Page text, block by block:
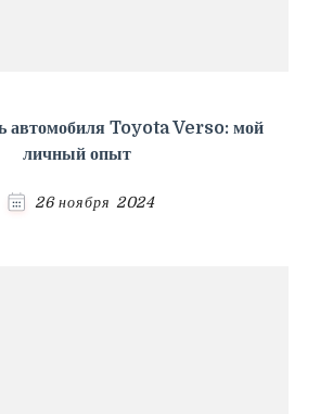
автомобиля Toyota Verso: мой
личный опыт
26 ноября 2024